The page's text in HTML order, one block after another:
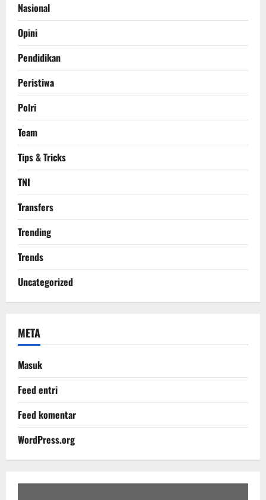
Nasional
Opini
Pendidikan
Peristiwa
Polri
Team
Tips & Tricks
TNI
Transfers
Trending
Trends
Uncategorized
META
Masuk
Feed entri
Feed komentar
WordPress.org